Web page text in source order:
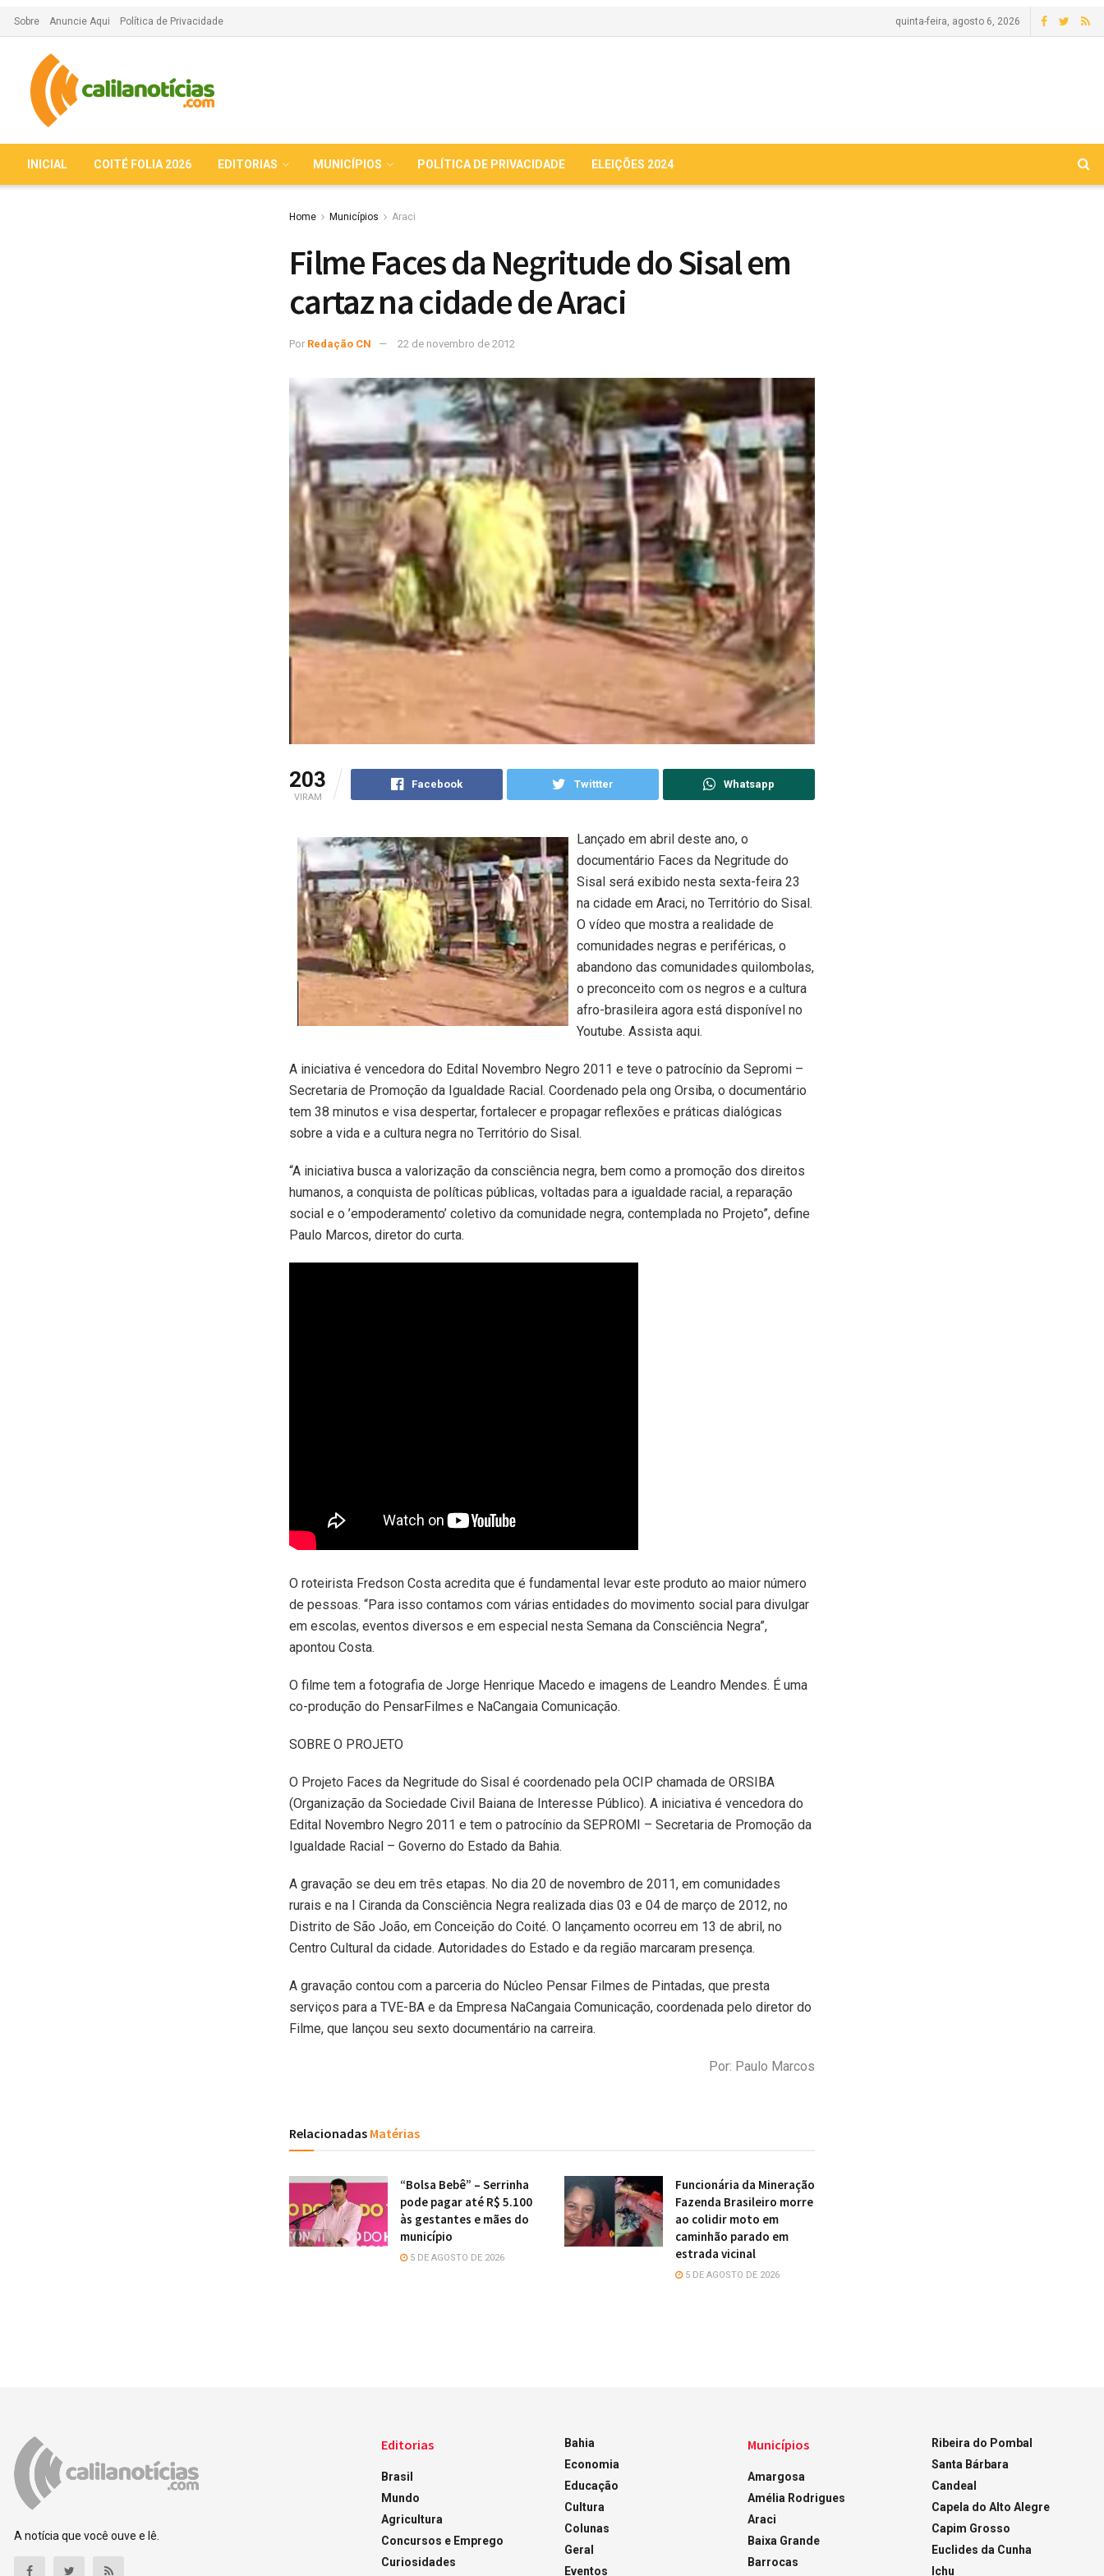
Sobre Anuncie Aqui Política de Privacidade quinta-feira, agosto 6, 2026
INICIAL COITÉ FOLIA 2026 EDITORIAS MUNICÍPIOS POLÍTICA DE PRIVACIDADE ELEIÇÕES 2024
Home Municípios Araci
Filme Faces da Negritude do Sisal em
cartaz na cidade de Araci
Por Redação CN 22 de novembro de 2012
203
VIRAM
Facebook Twittter Whatsapp
Lançado em abril deste ano, o
documentário Faces da Negritude do
Sisal será exibido nesta sexta-feira 23
na cidade em Araci, no Território do Sisal.
O vídeo que mostra a realidade de
comunidades negras e periféricas, o
abandono das comunidades quilombolas,
o preconceito com os negros e a cultura
afro-brasileira agora está disponível no
Youtube. Assista aqui.
A iniciativa é vencedora do Edital Novembro Negro 2011 e teve o patrocínio da Sepromi –
Secretaria de Promoção da Igualdade Racial. Coordenado pela ong Orsiba, o documentário
tem 38 minutos e visa despertar, fortalecer e propagar reflexões e práticas dialógicas
sobre a vida e a cultura negra no Território do Sisal.
“A iniciativa busca a valorização da consciência negra, bem como a promoção dos direitos
humanos, a conquista de políticas públicas, voltadas para a igualdade racial, a reparação
social e o ’empoderamento’ coletivo da comunidade negra, contemplada no Projeto”, define
Paulo Marcos, diretor do curta.
O roteirista Fredson Costa acredita que é fundamental levar este produto ao maior número
de pessoas. “Para isso contamos com várias entidades do movimento social para divulgar
em escolas, eventos diversos e em especial nesta Semana da Consciência Negra”,
apontou Costa.
O filme tem a fotografia de Jorge Henrique Macedo e imagens de Leandro Mendes. É uma
co-produção do PensarFilmes e NaCangaia Comunicação.
SOBRE O PROJETO
O Projeto Faces da Negritude do Sisal é coordenado pela OCIP chamada de ORSIBA
(Organização da Sociedade Civil Baiana de Interesse Público). A iniciativa é vencedora do
Edital Novembro Negro 2011 e tem o patrocínio da SEPROMI – Secretaria de Promoção da
Igualdade Racial – Governo do Estado da Bahia.
A gravação se deu em três etapas. No dia 20 de novembro de 2011, em comunidades
rurais e na I Ciranda da Consciência Negra realizada dias 03 e 04 de março de 2012, no
Distrito de São João, em Conceição do Coité. O lançamento ocorreu em 13 de abril, no
Centro Cultural da cidade. Autoridades do Estado e da região marcaram presença.
A gravação contou com a parceria do Núcleo Pensar Filmes de Pintadas, que presta
serviços para a TVE-BA e da Empresa NaCangaia Comunicação, coordenada pelo diretor do
Filme, que lançou seu sexto documentário na carreira.
Por: Paulo Marcos
Relacionadas Matérias
“Bolsa Bebê” – Serrinha
pode pagar até R$ 5.100
às gestantes e mães do
município
5 DE AGOSTO DE 2026
Funcionária da Mineração
Fazenda Brasileiro morre
ao colidir moto em
caminhão parado em
estrada vicinal
5 DE AGOSTO DE 2026
A notícia que você ouve e lê.
Editorias
Brasil
Mundo
Agricultura
Concursos e Emprego
Curiosidades
Bahia
Economia
Educação
Cultura
Colunas
Geral
Eventos
Municípios
Amargosa
Amélia Rodrigues
Araci
Baixa Grande
Barrocas
Ribeira do Pombal
Santa Bárbara
Candeal
Capela do Alto Alegre
Capim Grosso
Euclides da Cunha
Ichu